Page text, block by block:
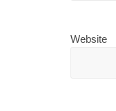
Website